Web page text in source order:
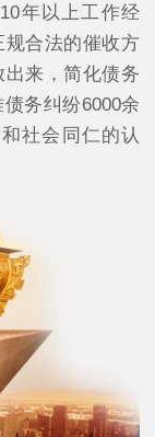
年以上工作经
合法的催收方
来，简化债务
务纠纷6000余
社会同仁的认